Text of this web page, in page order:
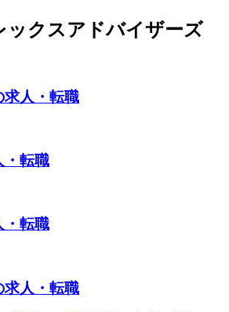
ックスアドバイザーズ
求人・転職
・転職
・転職
求人・転職